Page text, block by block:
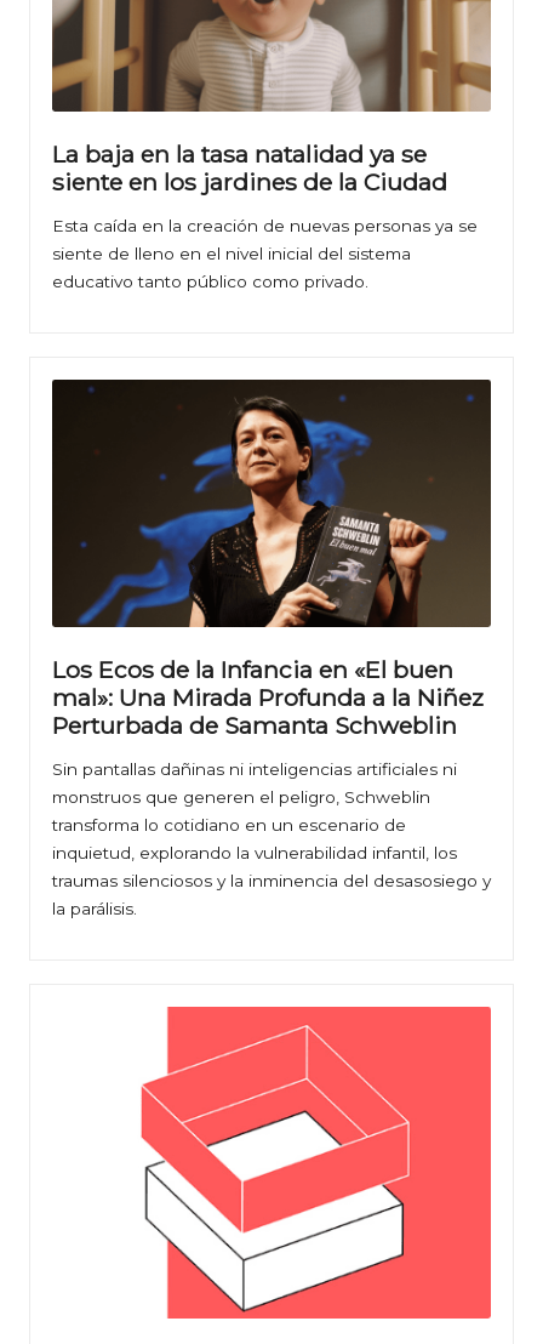
La baja en la tasa natalidad ya se
siente en los jardines de la Ciudad
Esta caída en la creación de nuevas personas ya se
siente de lleno en el nivel inicial del sistema
educativo tanto público como privado.
Los Ecos de la Infancia en «El buen
mal»: Una Mirada Profunda a la Niñez
Perturbada de Samanta Schweblin
Sin pantallas dañinas ni inteligencias artificiales ni
monstruos que generen el peligro, Schweblin
transforma lo cotidiano en un escenario de
inquietud, explorando la vulnerabilidad infantil, los
traumas silenciosos y la inminencia del desasosiego y
la parálisis.